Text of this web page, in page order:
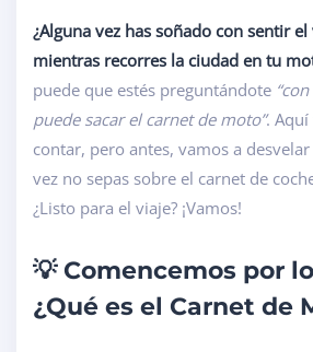
¿Alguna vez has soñado con sentir
mientras recorres la ciudad en tu
puede que estés preguntándote
puede sacar el carnet de moto”. Aquí
contar, pero antes, vamos a
vez no sepas sobre el carnet de
¿Listo para el viaje? ¡Vamos!
💡 Comencemos por
¿Qué es el Carnet de